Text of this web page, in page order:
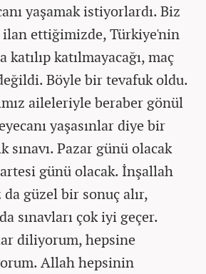
yaşamak istiyorlardı. Biz
ilan ettiğimizde, Türkiye'nin
katılıp katılmayacağı, maç
Böyle bir tevafuk oldu.
aileleriyle beraber gönül
yaşasınlar diye bir
sınavı. Pazar günü olacak
günü olacak. İnşallah
da güzel bir sonuç alır,
sınavları çok iyi geçer.
diliyorum, hepsine
Allah hepsinin